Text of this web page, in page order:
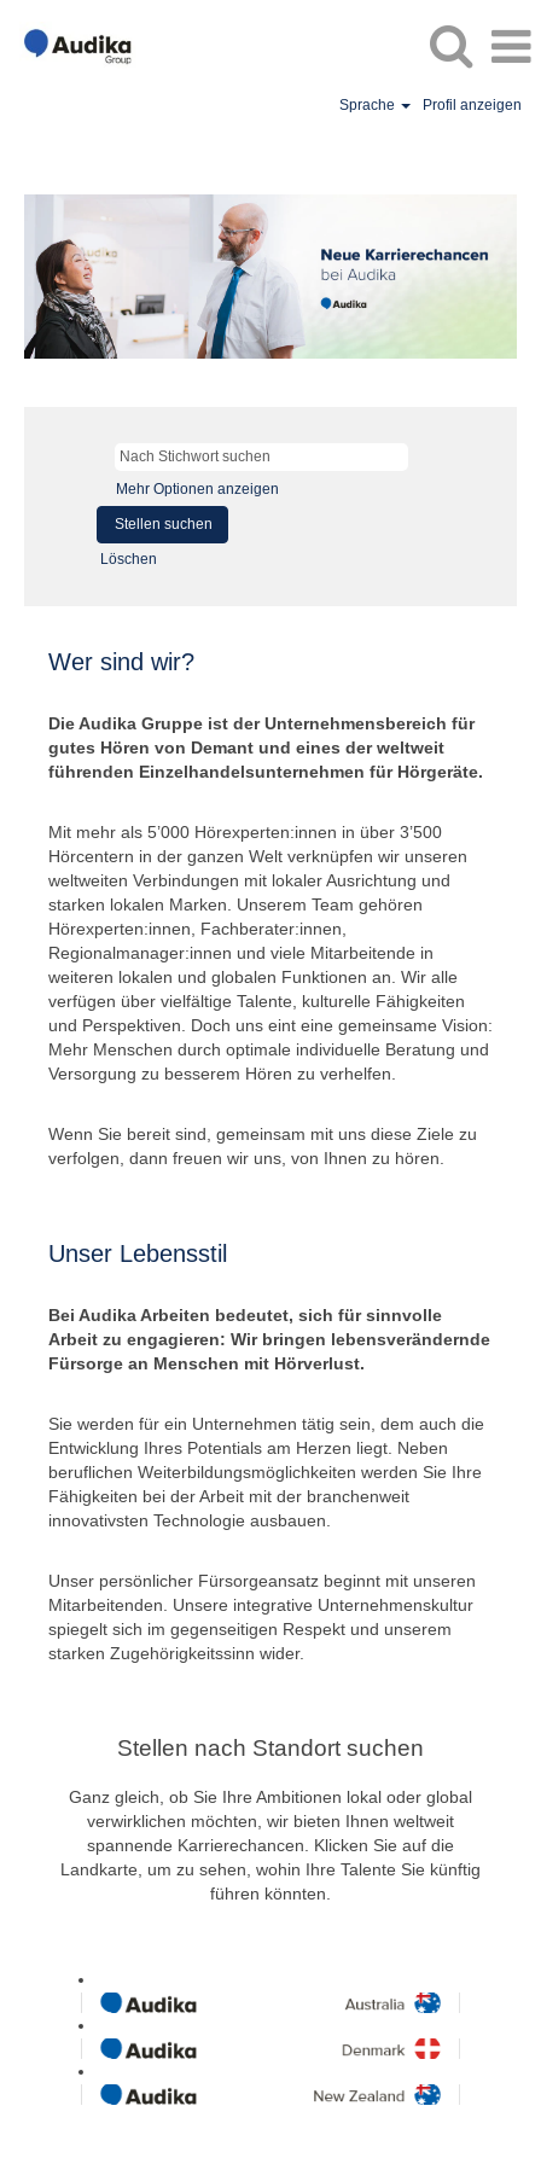
Sprache Profil anzeigen
Mehr Optionen anzeigen
Löschen
Wer sind wir?
Die Audika Gruppe ist der Unternehmensbereich für
gutes Hören von Demant und eines der weltweit
führenden Einzelhandelsunternehmen für Hörgeräte.
Mit mehr als 5’000 Hörexperten:innen in über 3’500
Hörcentern in der ganzen Welt verknüpfen wir unseren
weltweiten Verbindungen mit lokaler Ausrichtung und
starken lokalen Marken. Unserem Team gehören
Hörexperten:innen, Fachberater:innen,
Regionalmanager:innen und viele Mitarbeitende in
weiteren lokalen und globalen Funktionen an. Wir alle
verfügen über vielfältige Talente, kulturelle Fähigkeiten
und Perspektiven. Doch uns eint eine gemeinsame Vision:
Mehr Menschen durch optimale individuelle Beratung und
Versorgung zu besserem Hören zu verhelfen.
Wenn Sie bereit sind, gemeinsam mit uns diese Ziele zu
verfolgen, dann freuen wir uns, von Ihnen zu hören.
Unser Lebensstil
Bei Audika Arbeiten bedeutet, sich für sinnvolle
Arbeit zu engagieren: Wir bringen lebensverändernde
Fürsorge an Menschen mit Hörverlust.
Sie werden für ein Unternehmen tätig sein, dem auch die
Entwicklung Ihres Potentials am Herzen liegt. Neben
beruflichen Weiterbildungsmöglichkeiten werden Sie Ihre
Fähigkeiten bei der Arbeit mit der branchenweit
innovativsten Technologie ausbauen.
Unser persönlicher Fürsorgeansatz beginnt mit unseren
Mitarbeitenden. Unsere integrative Unternehmenskultur
spiegelt sich im gegenseitigen Respekt und unserem
starken Zugehörigkeitssinn wider.
Stellen nach Standort suchen
Ganz gleich, ob Sie Ihre Ambitionen lokal oder global
verwirklichen möchten, wir bieten Ihnen weltweit
spannende Karrierechancen. Klicken Sie auf die
Landkarte, um zu sehen, wohin Ihre Talente Sie künftig
führen könnten.